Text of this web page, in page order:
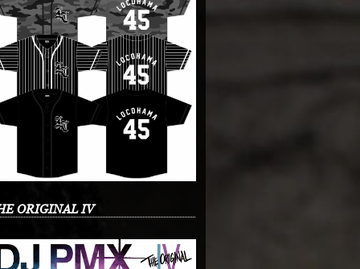
ORIGINAL IV